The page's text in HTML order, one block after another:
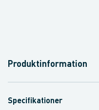
Produktinformation
Specifikationer